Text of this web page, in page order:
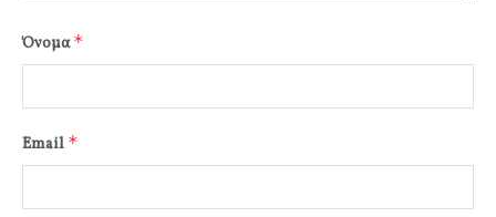
Όνομα*
Email *